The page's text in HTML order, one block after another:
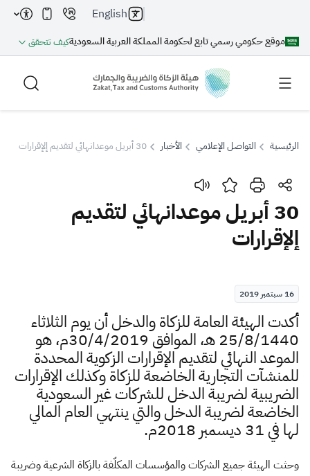
موقع حكومي رسمي تابع لحكومة المملكة العربية السعوديةكيف تتحقق
English
بحث
بحث
اقتراحات
الزكاة الجمارك
ضريبة القيمة المضافة
الإقرار الضريبي
التصرفات العقارية
الرئيسية التواصل الإعلامي الأخبار 30 أبريل موعدانهائي لتقديم إلإقرارات
30 أبريل موعدانهائي لتقديم
إلإقرارات
16 سبتمبر 2019
​أكدت الهيئة العامة للزكاة والدخل أن يوم الثلاثاء
25/8/1440 هـ، الموافق 30/4/2019م، هو
الموعد النهائي لتقديم الإقرارات الزكوية المحددة
للمنشآت التجارية الخاضعة للزكاة وكذلك الإقرارات
الضريبية لضريبة الدخل للشركات غير السعودية
الخاضعة لضريبة الدخل والتي ينتهي العام المالي
لها في 31 ديسمبر 2018م.
وحثت الهيئة جميع الشركات والمؤسسات المكلّفة بالزكاة الشرعية وضريبة